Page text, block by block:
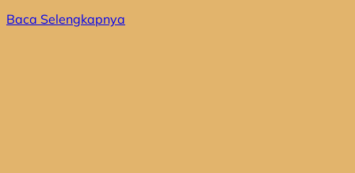
Baca Selengkapnya